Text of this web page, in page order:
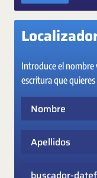
Introduce el nombre
escritura que quieres